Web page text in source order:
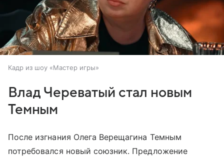
Кадр из шоу «Мастер игры»
Влад Череватый стал новым
Темным
После изгнания Олега Верещагина Темным
потребовался новый союзник. Предложение